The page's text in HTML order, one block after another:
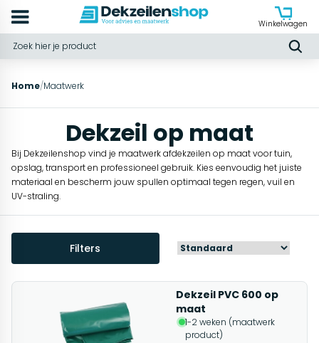
Winkelwagen
Home/Maatwerk
Dekzeil op maat
Bij Dekzeilenshop vind je maatwerk afdekzeilen op maat voor tuin,
opslag, transport en professioneel gebruik. Kies eenvoudig het juiste
materiaal en bescherm jouw spullen optimaal tegen regen, vuil en
UV-straling.
Filters
Dekzeil PVC 600 op
maat
1-2 weken (maatwerk
product)